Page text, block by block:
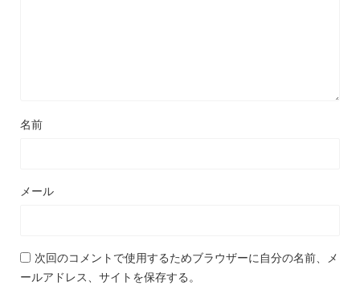
名前
メール
次回のコメントで使用するためブラウザーに自分の名前、メ
ールアドレス、サイトを保存する。